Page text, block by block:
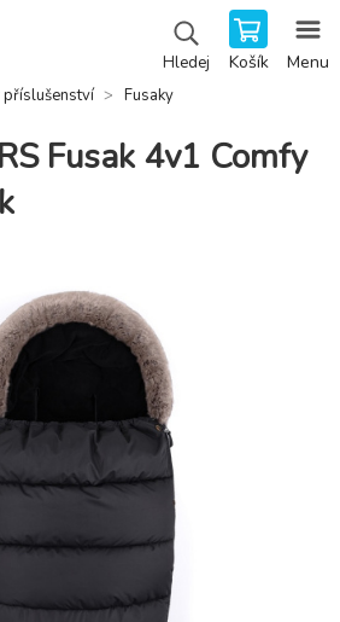
Hledej Košík Menu
příslušenství Fusaky
Fusak 4v1 Comfy